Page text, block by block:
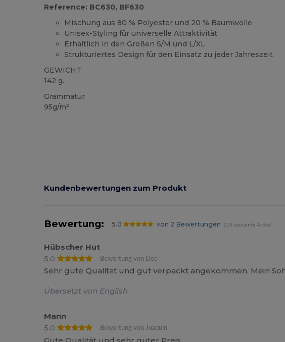
Reference: BC630, BF630
Mischung aus 80 % Polyester und 20 % Baumwolle
Unisex-Styling für universelle Attraktivität
Erhältlich in den Größen S/M und L/XL
Strukturiertes Design für den Einsatz zu jeder Jahreszeit
GEWICHT
142 g.
Grammatur
95g/m²
Kundenbewertungen zum Produkt
Bewertung: 5.0 von 2 Bewertungen 214 verkaufte Artikel
Hübscher Hut
5.0
Bewertung von Dee
Sehr gute Qualität und gut verpackt angekommen. Mein
Übersetzt von English
Mann
5.0
Bewertung von Joaquin